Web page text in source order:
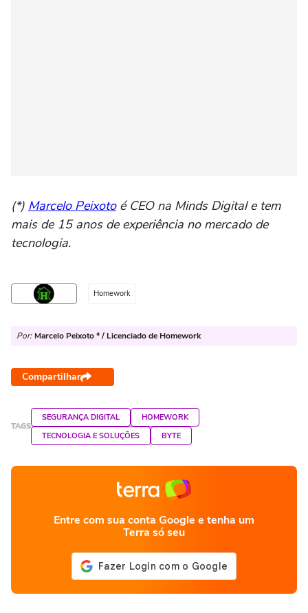
(*) Marcelo Peixotoé CEO na Minds Digital e tem
mais de 15 anos de experiência no mercado de
tecnologia.
Homework
Por: Marcelo Peixoto * / Licenciado de Homework
Compartilhar
TAGS
SEGURANÇA DIGITAL
HOMEWORK
TECNOLOGIA E SOLUÇÕES
BYTE
Entre com sua conta Google e tenha um
Terra só seu